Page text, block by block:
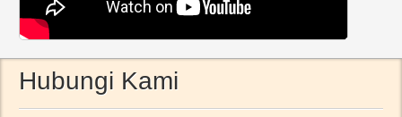
Hubungi Kami